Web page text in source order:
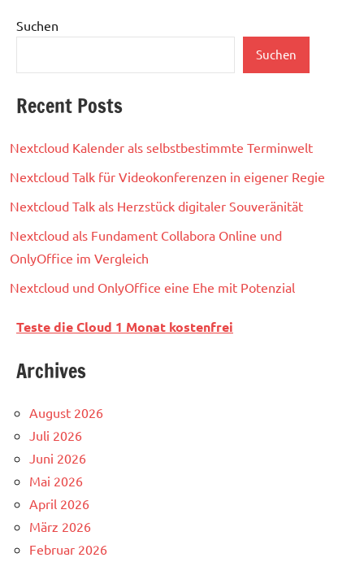
Suchen
Suchen
Recent Posts
Nextcloud Kalender als selbstbestimmte Terminwelt
Nextcloud Talk für Videokonferenzen in eigener Regie
Nextcloud Talk als Herzstück digitaler Souveränität
Nextcloud als Fundament Collabora Online und
OnlyOffice im Vergleich
Nextcloud und OnlyOffice eine Ehe mit Potenzial
Teste die Cloud 1 Monat kostenfrei
Archives
August 2026
Juli 2026
Juni 2026
Mai 2026
April 2026
März 2026
Februar 2026